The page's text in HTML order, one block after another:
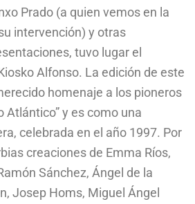
Prado (a quien vemos en la
intervención) y otras
tuvo lugar el
Alfonso. La edición de este
homenaje a los pioneros
Atlántico” y es como una
celebrada en el año 1997. Por
creaciones de Emma Ríos,
Sánchez, Ángel de la
Josep Homs, Miguel Ángel